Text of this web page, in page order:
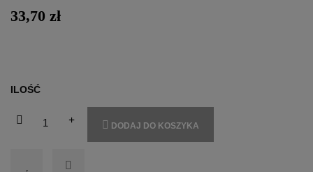
33,70 zł
ILOŚĆ
DODAJ DO KOSZYKA